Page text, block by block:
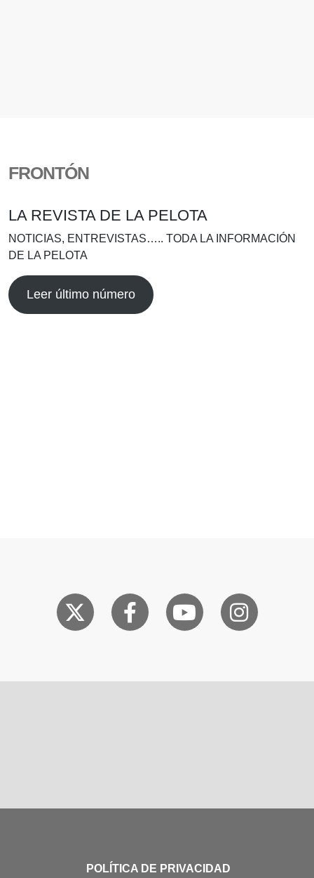
FRONTÓN
LA REVISTA DE LA PELOTA
NOTICIAS, ENTREVISTAS….. TODA LA INFORMACIÓN
DE LA PELOTA
Leer último número
POLÍTICA DE PRIVACIDAD